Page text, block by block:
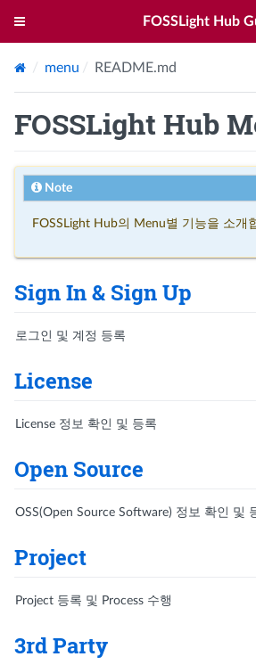
FOSSLight Hub
menu README.md
FOSSLight Hub
Note
FOSSLight Hub의 Menu별 기능을 소개
Sign In & Sign Up
로그인 및 계정 등록
License
License 정보 확인 및 등록
Open Source
OSS(Open Source Software) 정보 확인 및
Project
Project 등록 및 Process 수행
3rd Party